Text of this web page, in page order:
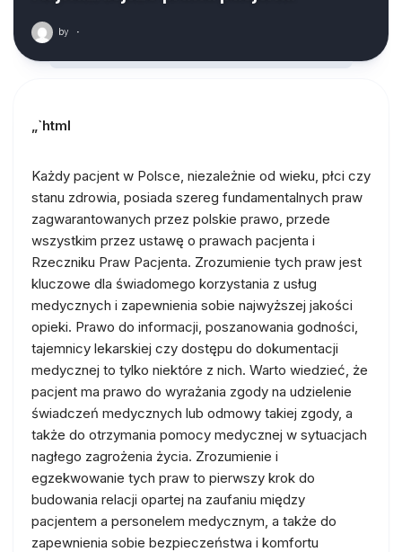
by ·
„`html
Każdy pacjent w Polsce, niezależnie od wieku, płci czy
stanu zdrowia, posiada szereg fundamentalnych praw
zagwarantowanych przez polskie prawo, przede
wszystkim przez ustawę o prawach pacjenta i
Rzeczniku Praw Pacjenta. Zrozumienie tych praw jest
kluczowe dla świadomego korzystania z usług
medycznych i zapewnienia sobie najwyższej jakości
opieki. Prawo do informacji, poszanowania godności,
tajemnicy lekarskiej czy dostępu do dokumentacji
medycznej to tylko niektóre z nich. Warto wiedzieć, że
pacjent ma prawo do wyrażania zgody na udzielenie
świadczeń medycznych lub odmowy takiej zgody, a
także do otrzymania pomocy medycznej w sytuacjach
nagłego zagrożenia życia. Zrozumienie i
egzekwowanie tych praw to pierwszy krok do
budowania relacji opartej na zaufaniu między
pacjentem a personelem medycznym, a także do
zapewnienia sobie bezpieczeństwa i komfortu